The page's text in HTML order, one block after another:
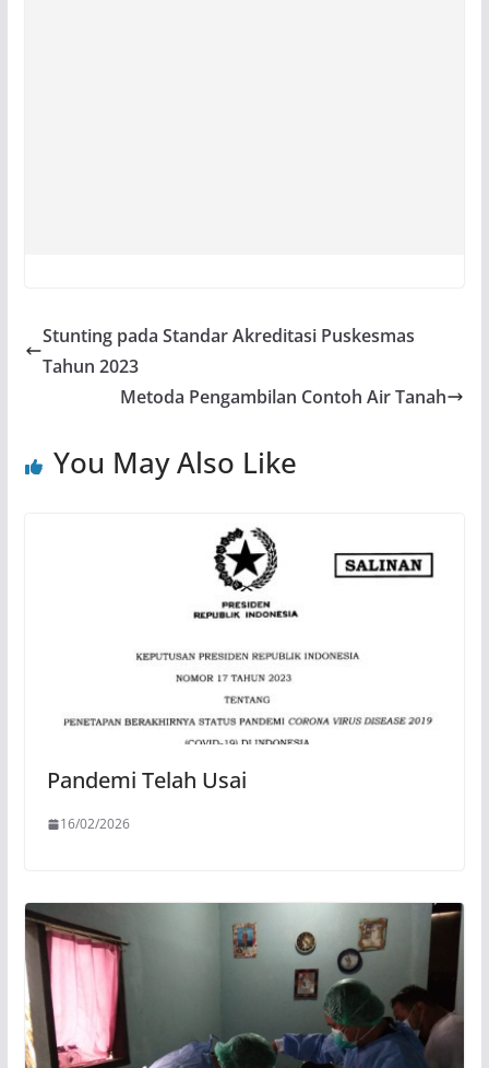
Stunting pada Standar Akreditasi Puskesmas
Tahun 2023
Metoda Pengambilan Contoh Air Tanah
You May Also Like
Pandemi Telah Usai
16/02/2026